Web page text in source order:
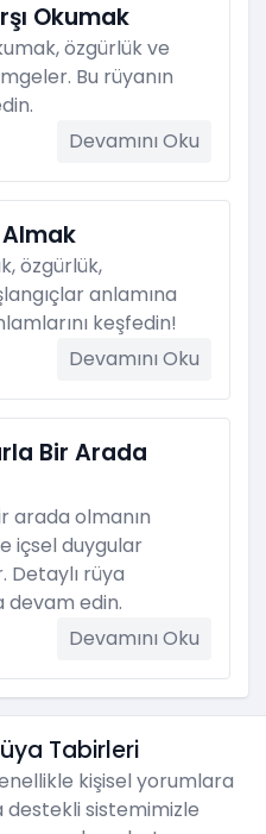
Okumak
özgürlük ve
Bu rüyanın
Devamını Oku
özgürlük,
anlamına
keşfedin!
Devamını Oku
Bir Arada
arada olmanın
içsel duygular
Detaylı rüya
devam edin.
Devamını Oku
Tabirleri
kişisel yorumlara
destekli sistemimizle